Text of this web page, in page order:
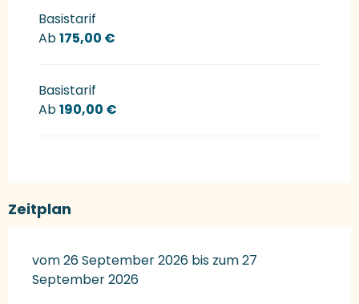
Preise 2027
Basistarif
Ab175,00 €
Basistarif
Ab190,00 €
Zeitplan
vom 26 September 2026 bis zum 27
September 2026